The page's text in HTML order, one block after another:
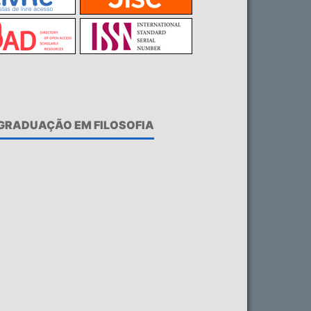
EM FILOSOFIA